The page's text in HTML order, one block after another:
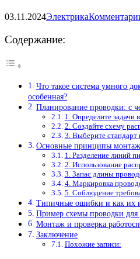
03.11.2024Электрика
Содержание:
Что такое система умного
особенная?
Планирование проводки: с
1. Определите задачи
2. Создайте схему
3. Выберите стандарт
Основные принципы
1. Разделение линий
2. Использование
3. Запас длины
4. Маркировка
5. Соблюдение
Типичные ошибки и как их
Пример схемы проводки для
Монтаж и проверка
Заключение
Похожие записи: